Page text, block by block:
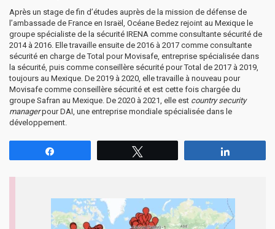
Après un stage de fin d’études auprès de la mission de défense de
l’ambassade de France en Israël, Océane Bedez rejoint au Mexique le
groupe spécialiste de la sécurité IRENA comme consultante sécurité de
2014 à 2016. Elle travaille ensuite de 2016 à 2017 comme consultante
sécurité en charge de Total pour Movisafe, entreprise spécialisée dans
la sécurité, puis comme conseillère sécurité pour Total de 2017 à 2019,
toujours au Mexique. De 2019 à 2020, elle travaille à nouveau pour
Movisafe comme conseillère sécurité et est cette fois chargée du
groupe Safran au Mexique. De 2020 à 2021, elle est country security
managerpour DAI, une entreprise mondiale spécialisée dans le
développement.